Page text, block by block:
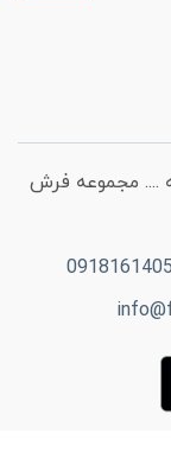
3 ... پاساژ مهدیه .... مجموعه فرش